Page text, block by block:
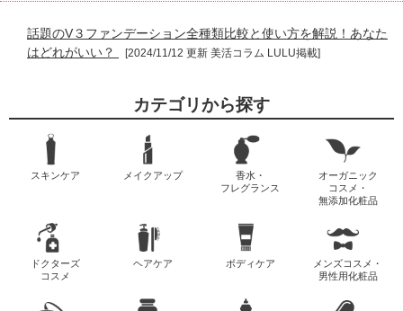
話題のV３ファンデーション全種類比較と使い方を解説！あなた
はどれがいい？
[2024/11/12 更新 美活コラム LULU掲載]
カテゴリから探す
スキンケア メイクアップ
香水・
フレグランス
オーガニック
コスメ・
無添加化粧品
ドクターズ
コスメ
ヘアケア ボディケア
メンズコスメ・
男性用化粧品